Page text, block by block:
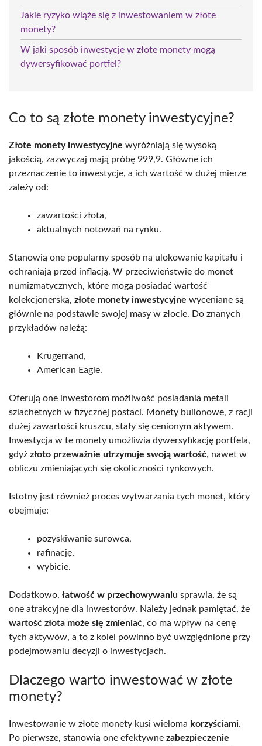
Jakie ryzyko wiąże się z inwestowaniem w złote
monety?
W jaki sposób inwestycje w złote monety mogą
dywersyfikować portfel?
Co to są złote monety inwestycyjne?
Złote monety inwestycyjne wyróżniają się wysoką
jakością, zazwyczaj mają próbę 999,9. Główne ich
przeznaczenie to inwestycje, a ich wartość w dużej mierze
zależy od:
zawartości złota,
aktualnych notowań na rynku.
Stanowią one popularny sposób na ulokowanie kapitału i
ochraniają przed inflacją. W przeciwieństwie do monet
numizmatycznych, które mogą posiadać wartość
kolekcjonerską, złote monety inwestycyjne wyceniane są
głównie na podstawie swojej masy w złocie. Do znanych
przykładów należą:
Krugerrand,
American Eagle.
Oferują one inwestorom możliwość posiadania metali
szlachetnych w fizycznej postaci. Monety bulionowe, z racji
dużej zawartości kruszcu, stały się cenionym aktywem.
Inwestycja w te monety umożliwia dywersyfikację portfela,
gdyż złoto przeważnie utrzymuje swoją wartość, nawet w
obliczu zmieniających się okoliczności rynkowych.
Istotny jest również proces wytwarzania tych monet, który
obejmuje:
pozyskiwanie surowca,
rafinację,
wybicie.
Dodatkowo, łatwość w przechowywaniu sprawia, że są
one atrakcyjne dla inwestorów. Należy jednak pamiętać, że
wartość złota może się zmieniać, co ma wpływ na cenę
tych aktywów, a to z kolei powinno być uwzględnione przy
podejmowaniu decyzji o inwestycjach.
Dlaczego warto inwestować w złote
monety?
Inwestowanie w złote monety kusi wieloma korzyściami.
Po pierwsze, stanowią one efektywne zabezpieczenie